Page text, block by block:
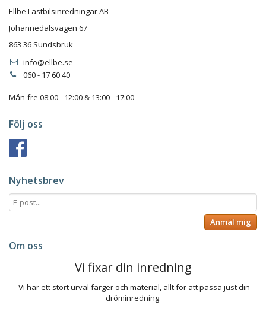
Ellbe Lastbilsinredningar AB
Johannedalsvägen 67
863 36 Sundsbruk
info@ellbe.se
060 - 17 60 40
Mån-fre 08:00 - 12:00 & 13:00 - 17:00
Följ oss
Nyhetsbrev
Anmäl mig
Om oss
Vi fixar din inredning
Vi har ett stort urval färger och material, allt för att passa just din
dröminredning.